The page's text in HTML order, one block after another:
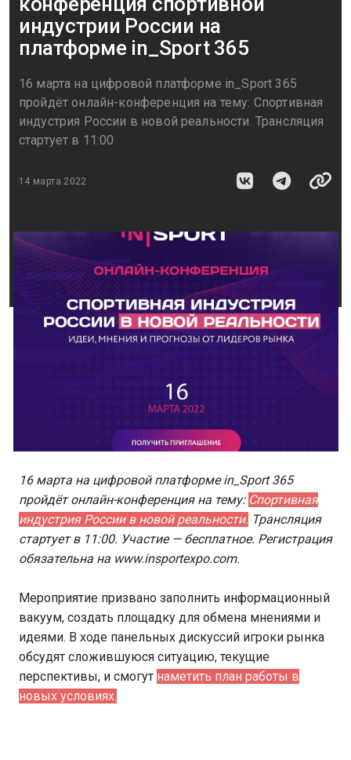
индустрии России на
платформе in_Sport 365
16 марта на цифровой платформе in_Sport 365
пройдёт онлайн-конференция на тему: Спортивная
индустрия России в новой реальности. Трансляция
стартует в 11:00
14 марта 2022
16 марта на цифровой платформе in_Sport 365
пройдёт онлайн-конференция на тему: Спортивная
индустрия России в новой реальности. Трансляция
стартует в 11:00. Участие — бесплатное. Регистрация
обязательна на www.insportexpo.com.
Мероприятие призвано заполнить информационный
вакуум, создать площадку для обмена мнениями и
идеями. В ходе панельных дискуссий игроки рынка
обсудят сложившуюся ситуацию, текущие
перспективы, и смогут наметить план работы в
новых условиях.